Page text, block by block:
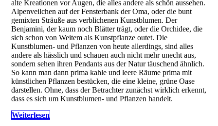
alte Kreationen vor Augen, die alles andere als schön aussehen.
Alpenveilchen auf der Fensterbank der Oma, oder die bunt
gemixten Sträuße aus verblichenen Kunstblumen. Der
Benjamini, der kaum noch Blätter trägt, oder die Orchidee, die
sich schon von Weitem als Kunstpflanze outet. Die
Kunstblumen- und Pflanzen von heute allerdings, sind alles
andere als hässlich und schauen auch nicht mehr unecht aus,
sondern sehen ihren Pendants aus der Natur täuschend ähnlich.
So kann man dann prima kahle und leere Räume prima mit
künstlichen Pflanzen bestücken, die eine kleine, grüne Oase
darstellen. Ohne, dass der Betrachter zunächst wirklich erkennt,
dass es sich um Kunstblumen- und Pflanzen handelt.
Weiterlesen